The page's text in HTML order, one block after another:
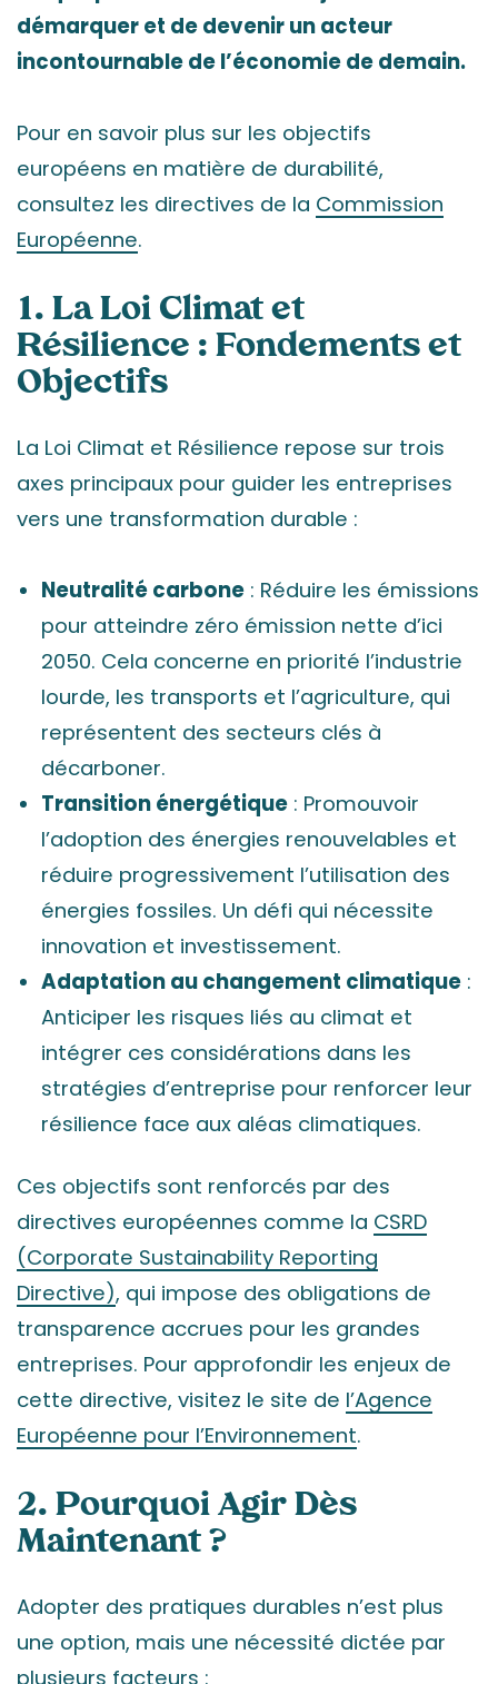
démarquer et de devenir un acteur
incontournable de l’économie de demain.
Pour en savoir plus sur les objectifs
européens en matière de durabilité,
consultez les directives de la Commission
Européenne.
1. La Loi Climat et
Résilience : Fondements et
Objectifs
La Loi Climat et Résilience repose sur trois
axes principaux pour guider les entreprises
vers une transformation durable :
Neutralité carbone : Réduire les émissions
pour atteindre zéro émission nette d’ici
2050. Cela concerne en priorité l’industrie
lourde, les transports et l’agriculture, qui
représentent des secteurs clés à
décarboner.
Transition énergétique : Promouvoir
l’adoption des énergies renouvelables et
réduire progressivement l’utilisation des
énergies fossiles. Un défi qui nécessite
innovation et investissement.
Adaptation au changement climatique :
Anticiper les risques liés au climat et
intégrer ces considérations dans les
stratégies d’entreprise pour renforcer leur
résilience face aux aléas climatiques.
Ces objectifs sont renforcés par des
directives européennes comme la CSRD
(Corporate Sustainability Reporting
Directive), qui impose des obligations de
transparence accrues pour les grandes
entreprises. Pour approfondir les enjeux de
cette directive, visitez le site de l’Agence
Européenne pour l’Environnement.
2. Pourquoi Agir Dès
Maintenant ?
Adopter des pratiques durables n’est plus
une option, mais une nécessité dictée par
plusieurs facteurs :